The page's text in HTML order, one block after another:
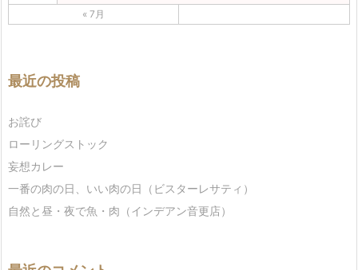
« 7月
最近の投稿
お詫び
ローリングストック
妄想カレー
一番の肉の日、いい肉の日（ビスターレサティ）
自然と昼・夜で魚・肉（インデアン音更店）